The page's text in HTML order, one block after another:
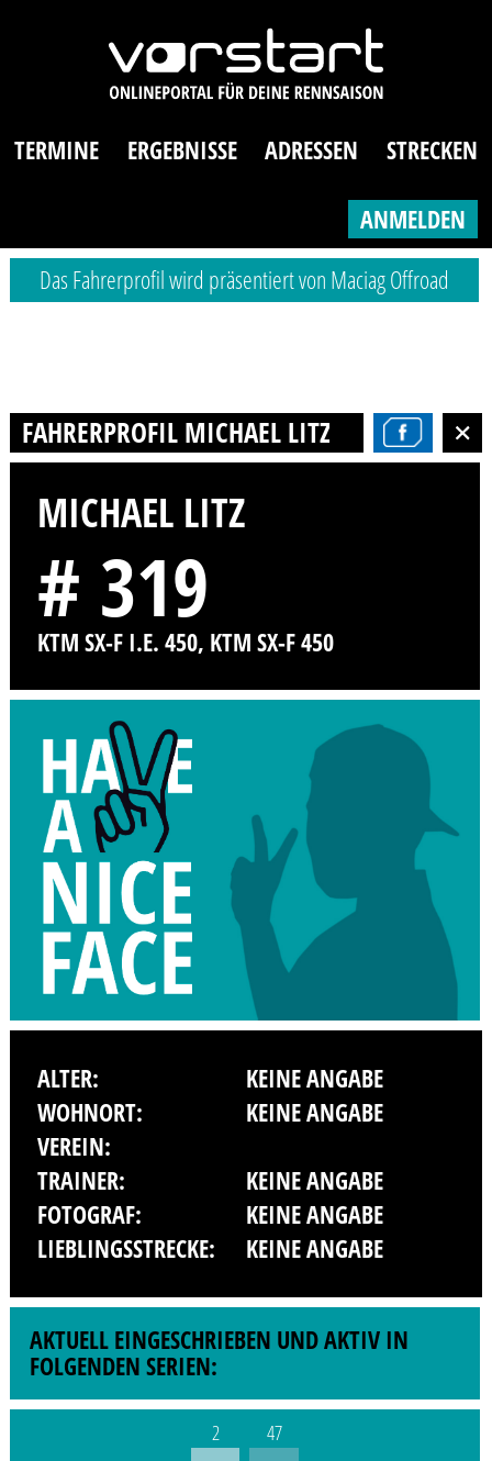
TERMINE ERGEBNISSE ADRESSEN STRECKEN
ANMELDEN
Das Fahrerprofil wird präsentiert von Maciag Offroad
FAHRERPROFIL MICHAEL LITZ
MICHAEL LITZ
# 319
KTM SX-F I.E. 450, KTM SX-F 450
ALTER:
KEINE ANGABE
WOHNORT:
KEINE ANGABE
VEREIN:
TRAINER:
KEINE ANGABE
FOTOGRAF:
KEINE ANGABE
LIEBLINGSSTRECKE:
KEINE ANGABE
AKTUELL EINGESCHRIEBEN UND AKTIV IN
FOLGENDEN SERIEN:
2 47